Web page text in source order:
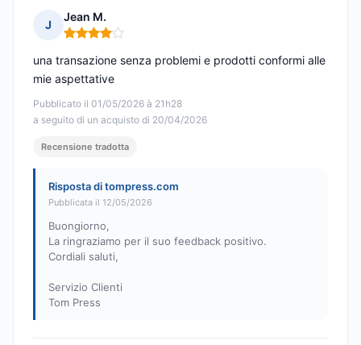
J
Jean M.
Nota: 4 su 5
Pubblicato il 01/05/2026 à 21h28
a seguito di un acquisto di 20/04/2026
una transazione senza problemi e prodotti conformi alle
mie aspettative
Recensione tradotta
Risposta di tompress.com
Pubblicata il 12/05/2026
Buongiorno,
La ringraziamo per il suo feedback positivo.
Cordiali saluti,
Servizio Clienti
Tom Press